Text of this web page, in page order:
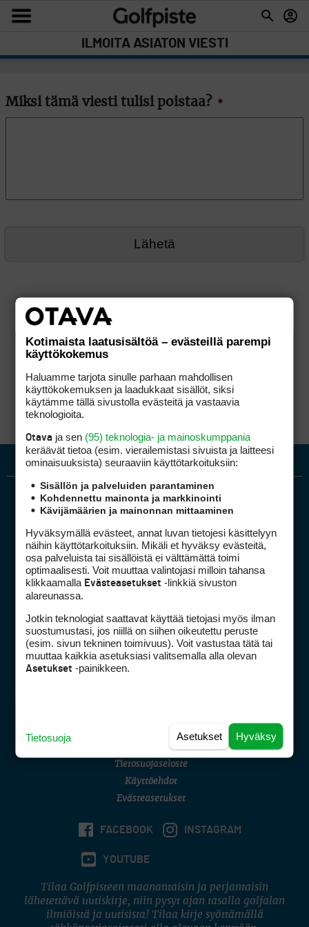
ILMOITA ASIATON VIESTI
Miksi tämä viesti tulisi poistaa? *
Golfpiste mediakortti
Golfpisteen yhteystiedot
DSA avoimuusraportti
Asiakaspalvelu
(digi) digi@otavamedia.fi
Tietosuojaseloste
Käyttöehdot
Evästeasetukset
FACEBOOK INSTAGRAM
YOUTUBE
Tilaa Golfpisteen maanantaisin ja perjantaisin
lähetettävä uutiskirje, niin pysyt ajan tasalla golfalan
ilmiöistä ja uutisista! Tilaa kirje syöttämällä
Kotimaista laatusisältöä – evästeillä parempi
käyttökokemus
Haluamme tarjota sinulle parhaan mahdollisen
käyttökokemuksen ja laadukkaat sisällöt, siksi
käytämme tällä sivustolla evästeitä ja vastaavia
teknologioita.
Otava ja sen (95) teknologia- ja mainoskumppania
keräävät tietoa (esim. vierailemis­tasi sivuista ja laitteesi
ominaisuuk­sista) seuraaviin käyttötarkoituksiin:
Sisällön ja palveluiden parantaminen
Kohdennettu mainonta ja markkinointi
Kävijämäärien ja mainonnan mittaaminen
Hyväksymällä evästeet, annat luvan tietojesi käsittelyyn
näihin käyttötarkoituksiin. Mikäli et hyväksy evästeitä,
osa palveluista tai sisällöistä ei välttämättä toimi
optimaalisesti. Voit muuttaa valintojasi milloin tahansa
klikkaamalla Evästeasetukset -linkkiä sivuston
alareunassa.
Jotkin teknologiat saattavat käyttää tietojasi myös ilman
suostumustasi, jos niillä on siihen oikeutettu peruste
(esim. sivun tekninen toimivuus). Voit vastustaa tätä tai
muuttaa kaikkia asetuksiasi valitsemalla alla olevan
Asetukset -painikkeen.
Hyväksy
Asetukset
Tietosuoja